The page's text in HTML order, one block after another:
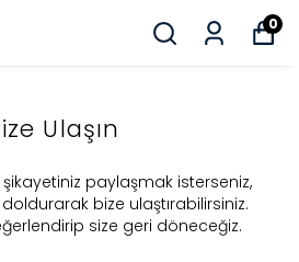
0
Ulaşın
paylaşmak isterseniz,
bize ulaştırabilirsiniz.
size geri döneceğiz.